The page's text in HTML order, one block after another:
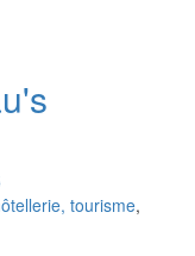
tourisme,